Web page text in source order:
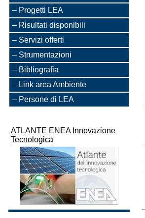
Progetti LEA
Risultati disponibili
Servizi offerti
Strumentazioni
Bibliografia
Link area Ambiente
Persone di LEA
ATLANTE ENEA Innovazione
Tecnologica